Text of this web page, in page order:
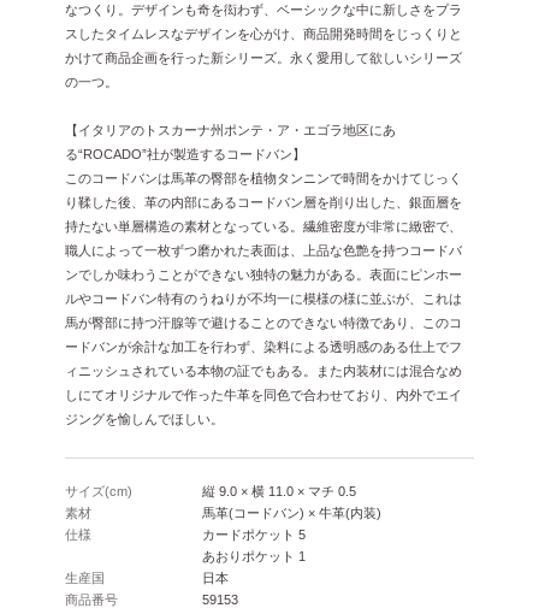
なつくり。デザインも奇を衒わず、ベーシックな中に新しさをプラ
スしたタイムレスなデザインを心がけ、商品開発時間をじっくりと
かけて商品企画を行った新シリーズ。永く愛用して欲しいシリーズ
の一つ。
【イタリアのトスカーナ州ポンテ・ア・エゴラ地区にあ
る“ROCADO”社が製造するコードバン】
このコードバンは馬革の臀部を植物タンニンで時間をかけてじっく
り鞣した後、革の内部にあるコードバン層を削り出した、銀面層を
持たない単層構造の素材となっている。繊維密度が非常に緻密で、
職人によって一枚ずつ磨かれた表面は、上品な色艶を持つコードバ
ンでしか味わうことができない独特の魅力がある。表面にピンホー
ルやコードバン特有のうねりが不均一に模様の様に並ぶが、これは
馬が臀部に持つ汗腺等で避けることのできない特徴であり、このコ
ードバンが余計な加工を行わず、染料による透明感のある仕上でフ
ィニッシュされている本物の証でもある。また内装材には混合なめ
しにてオリジナルで作った牛革を同色で合わせており、内外でエイ
ジングを愉しんでほしい。
サイズ(cm)
縦 9.0 × 横 11.0 × マチ 0.5
素材
馬革(コードバン) × 牛革(内装)
仕様
カードポケット 5
あおりポケット 1
生産国
日本
商品番号
59153